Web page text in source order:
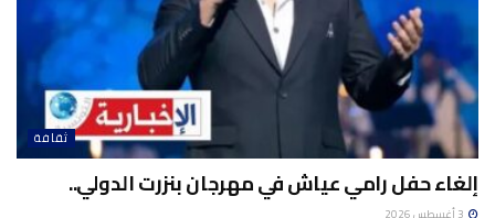
ثقافة
إلغاء حفل رامي عياش في مهرجان بنزرت الدولي..